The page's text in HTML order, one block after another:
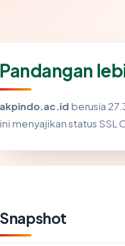
Pandangan
akpindo.ac.id berusia
ini menyajikan status SSL
Snapshot